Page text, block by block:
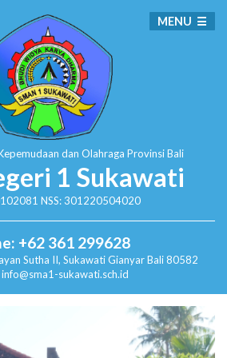
dan Olahraga Provinsi Bali
1 Sukawati
NSS: 301220504020
+62 361 299628
Sutha II, SukawatiGianyar Bali 80582
info@sma1-sukawati.sch.id
MENU